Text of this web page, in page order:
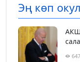
Эң көп
АКШ